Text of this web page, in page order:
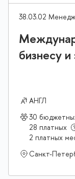
38.03.02
бизнесу
АНГЛ
30
28 платных
2 платных
Санкт-